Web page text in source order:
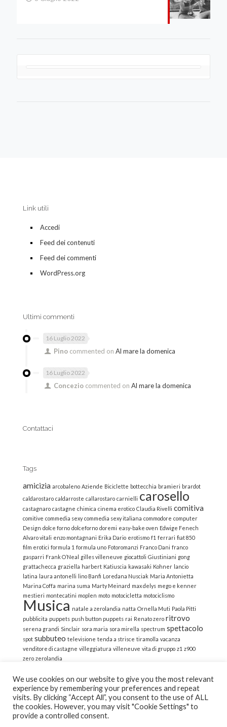
Link utili
Accedi
Feed dei contenuti
Feed dei commenti
WordPress.org
Ultimi commenti
16 Luglio 2022
Pino commented onAl mare la domenica
16 Luglio 2022
Concezio commented onAl mare la domenica
Contattaci
Tags
amicizia arcobaleno Aziende Biciclette bottecchia bramieri brardot
caldarostaro caldarroste callarostaro carnielli carosello
castagnaro castagne chimica cinema erotico Claudia Rivelli comitiva
comitive commedia sexy commedia sexy italiana commodore computer
Design dolce forno dolceforno doremi easy-bake oven Edwige Fenech
Alvaro vitali enzo montagnani Erika Dario erotismo f1 ferrari fiat 850
film erotici formula 1 formula uno Fotoromanzi Franco Dani franco
gasparri Frank O’Neal gilles villeneuve giocattoli Giustiniani gong
grattachecca graziella harbert Katiuscia kawasaki Kohner lancio
latina laura antonelli lino Banfi Loredana Nusciak Maria Antonietta
Marina Coffa marina suma Marty Meinard max delys mego e kenner
mestieri montecatini moplen moto motocicletta motociclismo
Musica natale a zerolandia natta Ornella Muti Paola Pitti
pubblicita puppets push button puppets rai Renato zero ritrovo
serena grandi Sinclair sora maria sora mirella spectrum spettacolo
spot subbuteo televisione tenda a strisce tiramolla vacanza
venditore di castagne villeggiatura villeneuve vita di gruppo z1 z900
zero zerolandia
© 2022 La Strana Nostalgia | All Rights Reserved | Powered
We use cookies on our website to give you the most relevant
experience by remembering your preferences and repeat
visits. By clicking “Accept All”, you consent to the use of ALL
the cookies. However, you may visit "Cookie Settings" to
provide a controlled consent.